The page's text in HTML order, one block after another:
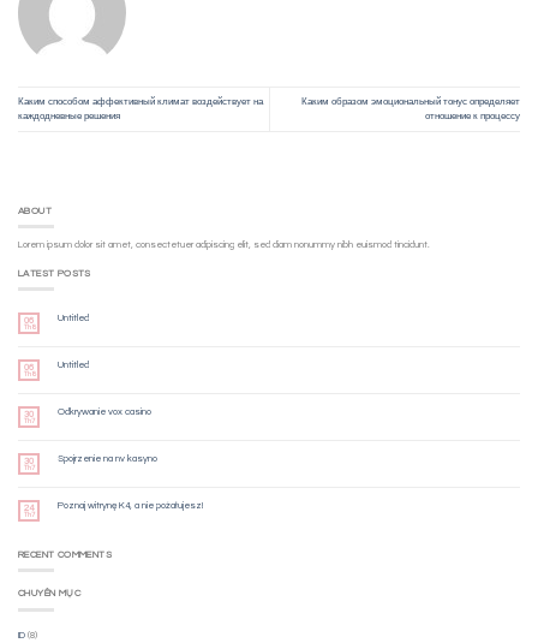
Каким способом аффективный климат воздействует на
каждодневные решения
Каким образом эмоциональный тонус определяет
отношение к процессу
ABOUT
Lorem ipsum dolor sit amet, consectetuer adipiscing elit, sed diam nonummy nibh euismod tincidunt.
LATEST POSTS
06
Th8
Untitled
06
Th8
Untitled
30
Th7
Odkrywanie vox casino
30
Th7
Spojrzenie na nv kasyno
24
Th7
Poznaj witrynę K4, a nie pożałujesz!
RECENT COMMENTS
CHUYÊN MỤC
ID (8)